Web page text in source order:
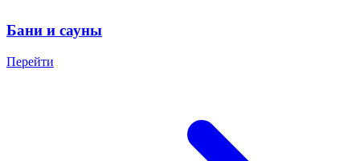
Бани и сауны
Перейти